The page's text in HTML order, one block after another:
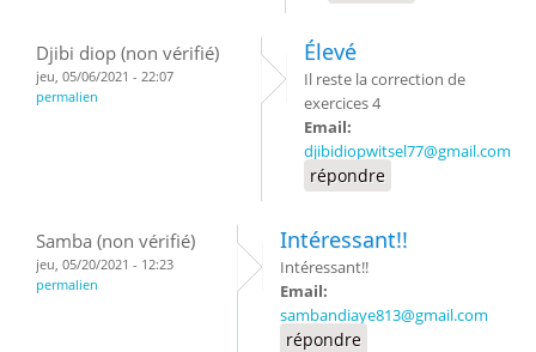
Djibi diop (non vérifié)
jeu, 05/06/2021 - 22:07
permalien
Élevé
Il reste la correction de
exercices 4
Email:
djibidiopwitsel77@gmail.com
répondre
Samba (non vérifié)
jeu, 05/20/2021 - 12:23
permalien
Intéressant!!
Intéressant!!
Email:
sambandiaye813@gmail.com
répondre